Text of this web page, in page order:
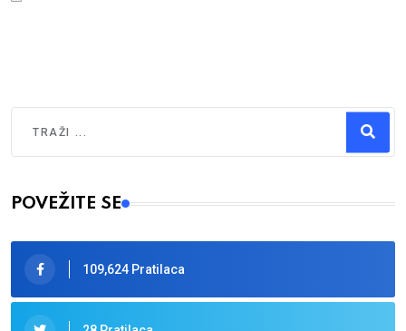
Type 2 or more characters for results.
POVEŽITE SE
109,624 Pratilaca